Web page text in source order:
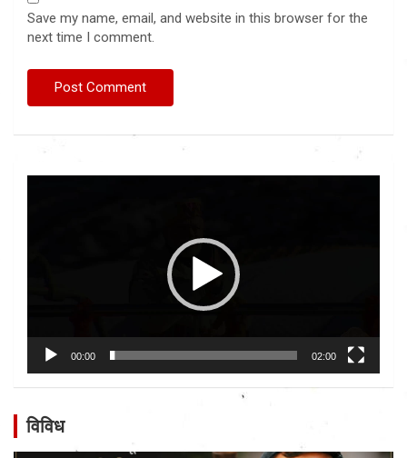
Save my name, email, and website in this browser for the
next time I comment.
00:00 02:00
विविध